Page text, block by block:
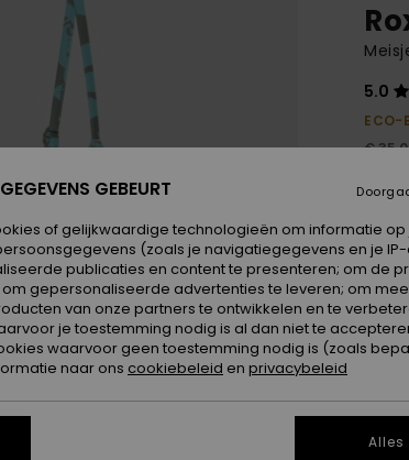
5.0
ECO-
€
€
Kleur
GEBEURT
of gelijkwaardige technologieën om informatie
(zoals je navigatiegegevens en je
publicaties en content te presenteren; om de
gepersonaliseerde advertenties te leveren; om
van onze partners te ontwikkelen en te
je toestemming nodig is al dan niet te
waarvoor geen toestemming nodig is (zoals
naar ons cookiebeleid en privacybeleid
Alles